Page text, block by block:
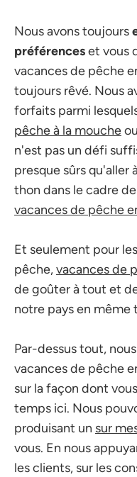
Nous avons toujours
préférenceset vous
vacances de pêche
toujours rêvé. Nous
forfaits parmi
pêche à la moucheou
n'est pas un défi
presque sûrs qu'aller
thon dans le cadre
vacances de pêche
Et seulement pour
pêche,vacances de
de goûter à tout et
notre pays en même
Par-dessus tout,
vacances de pêche
sur la façon dont
temps ici. Nous
produisant un sur
vous. En nous
les clients, sur les